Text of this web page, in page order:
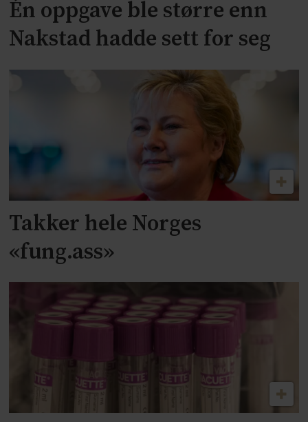
Én oppgave ble større enn
Nakstad hadde sett for seg
Takker hele Norges
«fung.ass»